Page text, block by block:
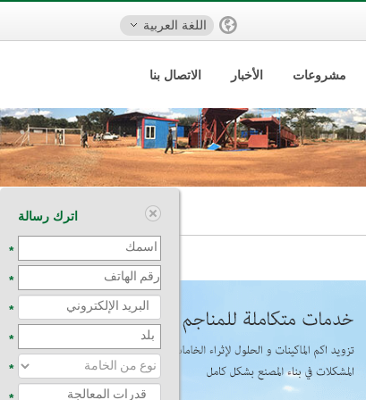
اللغة العربية
مشروعات الأخبار الاتصال بنا
اترك رسالة
*
*
*
*
*